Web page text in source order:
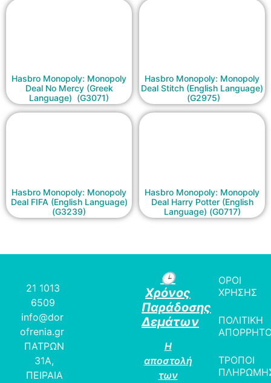
Hasbro Monopoly: Monopoly
Deal No Mercy (Greek
Language) (G3071)
Hasbro Monopoly: Monopoly
Deal Stitch (English Language)
(G2975)
Hasbro Monopoly: Monopoly
Deal FIFA (English Language)
(G3239)
Hasbro Monopoly: Monopoly
Deal Harry Potter (English
Language) (G0717)
21 1013
6509
info@dor
ofrenia.gr
ΠΑΤΡΩΝ
31Α,
ΠΕΙΡΑΙΑ
🕒
Χρόνος
Παράδοσης
Δεμάτων
Η
αποστολή
των
ΟΡΟΙ
ΧΡΗΣΗΣ
ΠΟΛΙΤΙΚΗ
ΤΡΟΠΟΙ